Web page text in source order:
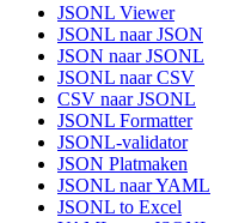
JSONL Viewer
JSONL naar JSON
JSON naar JSONL
JSONL naar CSV
CSV naar JSONL
JSONL Formatter
JSONL-validator
JSON Platmaken
JSONL naar YAML
JSONL to Excel